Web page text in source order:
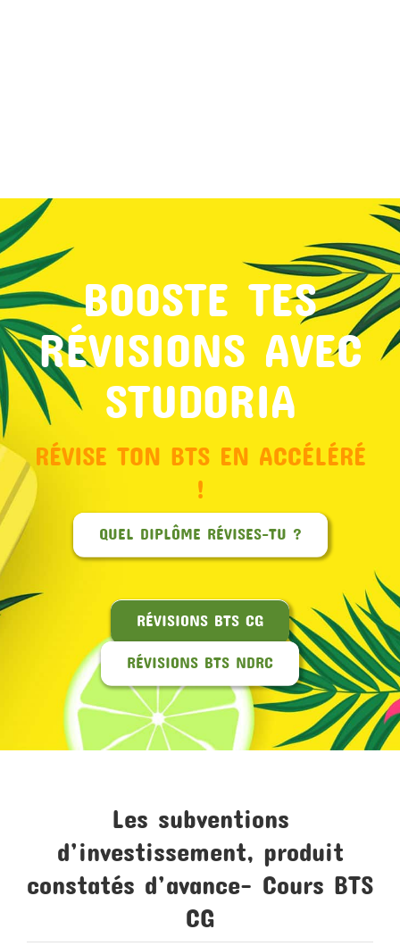
BOOSTE TES
RÉVISIONS AVEC
STUDORIA
RÉVISE TON BTS EN ACCÉLÉRÉ
!
QUEL DIPLÔME RÉVISES-TU ?
RÉVISIONS BTS CG
RÉVISIONS BTS NDRC
Les subventions
d’investissement, produit
constatés d’avance- Cours BTS
CG